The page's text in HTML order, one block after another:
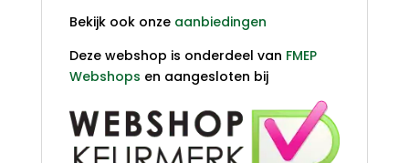
Bekijk ook onze aanbiedingen
Deze webshop is onderdeel van FMEP
Webshops en aangesloten bij